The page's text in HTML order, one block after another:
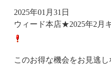
2025年01月31日
ウィード本店★2025年2月
このお得な機会をお見逃し